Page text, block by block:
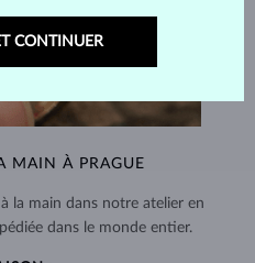
MAIN À PRAGUE
la main dans notre atelier en
dans le monde entier.
CONTINUER